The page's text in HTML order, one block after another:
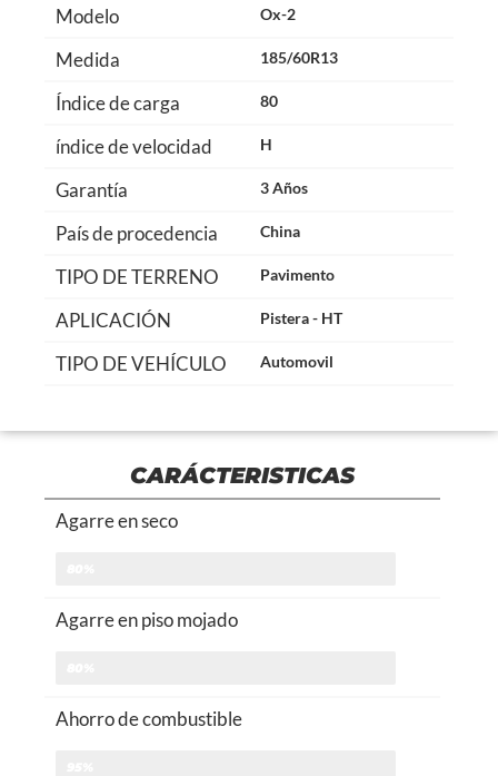
Modelo Ox-2
Medida 185/60R13
Índice de carga 80
índice de velocidad H
Garantía 3 Años
País de procedencia China
TIPO DE TERRENO Pavimento
APLICACIÓN Pistera - HT
TIPO DE VEHÍCULO Automovil
CARÁCTERISTICAS
Agarre en seco
Agarre en piso mojado
Ahorro de combustible